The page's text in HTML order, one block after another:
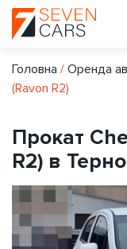
Головна / Оренда
(Ravon R2)
Прокат
R2) в